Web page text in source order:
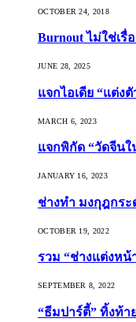
OCTOBER 24, 2018
Burnout ไม่ใช่เรื่
JUNE 28, 2025
แจกไอเดีย “แต่ง
MARCH 6, 2023
แจกพิกัด “วัดจีนใ
JANUARY 16, 2023
ช่างทำ มงกุฎกร
OCTOBER 19, 2022
รวม “ช่างแต่งหน้
SEPTEMBER 8, 2022
“ธีมปาร์ตี้” ทิ้งท้า